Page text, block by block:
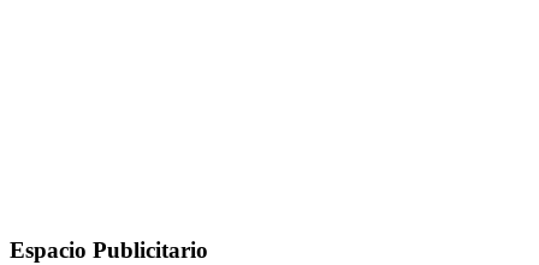
Espacio Publicitario